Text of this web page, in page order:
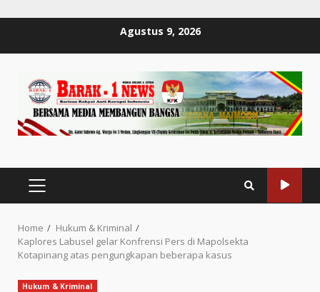
Agustus 9, 2026
PRIMARY
MENU
Home
Hukum & Kriminal
Kaplores Labusel gelar Konfrensi Pers di Mapolsekta
Kotapinang atas pengungkapan beberapa kasus
Hukum & Kriminal